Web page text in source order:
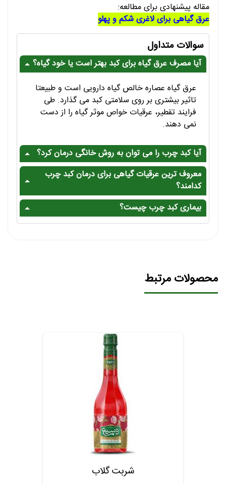
مقاله پیشنهادی برای مطالعه:
عرق گیاهی برای لاغری شکم و پهلو
سوالات متداول
آیا مصرف عرق گیاه برای کبد بهتر است یا خود گیاه؟
عرق گیاه عصاره خالص گیاه دارویی است و طبیعتا
تاثیر بیشتری بر روی سلامتی کبد می گذارد. طی
فرایند تقطیر، عرقیات خواص موثر گیاه را از دست
نمی دهند.
آیا کبد چرب را می توان به روش خانگی درمان کرد؟
معروف ترین عرقیات گیاهی برای درمان کبد چرب
کدامند؟
بیماری کبد چرب چیست؟
محصولات مرتبط
معجون اعصاب (نه گیاه)